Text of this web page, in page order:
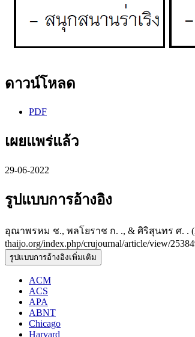
ดาวน์โหลด
PDF
เผยแพร่แล้ว
29-06-2022
รูปแบบการอ้างอิง
อุณาพรหม ช., พลโยราช ก. ., & ศิริสุนทร ศ. .
thaijo.org/index.php/crujournal/article/view/
รูปแบบการอ้างอิงเพิ่มเติม
ACM
ACS
APA
ABNT
Chicago
Harvard